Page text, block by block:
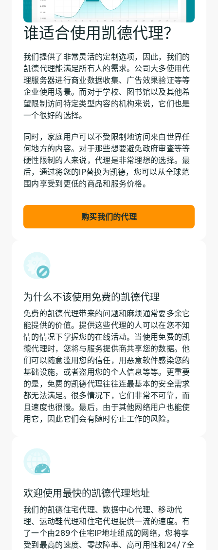
谁适合使用凯德代理？
我们提供了非常灵活的定制选项，因此，我们的
凯德代理能满足所有人的需求。公司大多使用代
理服务器进行商业数据收集、广告效果验证等等
企业使用场景。而对于学校、图书馆以及其他希
望限制访问特定类型内容的机构来说，它们也是
一个很好的选择。
同时，家庭用户可以不受限制地访问来自世界任
何地方的内容。对于那些想要避免政府审查等等
硬性限制的人来说，代理是非常理想的选择。最
后，通过将您的IP替换为凯德，您可以从全球范
围内享受到更低的商品和服务价格。
购买我们的代理
为什么不该使用免费的凯德代理
免费的凯德代理带来的问题和麻烦通常要多余它
能提供的价值。提供这些代理的人可以在您不知
情的情况下掌握您的在线活动。当使用免费的凯
德代理时，您将与服务提供商共享您的数据。他
们可以随意滥用您的信任，用恶意软件感染您的
基础设施，或者盗用您的个人信息等等。更重要
的是，免费的凯德代理往往连最基本的安全需求
都无法满足。很多情况下，它们非常不可靠，而
且速度也很慢。最后，由于其他网络用户也能使
用它，因此它们会有随时停止工作的风险。
欢迎使用最快的凯德代理地址
我们的凯德住宅代理、数据中心代理、移动代
理、运动鞋代理和住宅代理提供一流的速度。有
了一个由289个住宅IP地址组成的网络，您将享
受到最高的速度、零故障率、高可用性和24/7全